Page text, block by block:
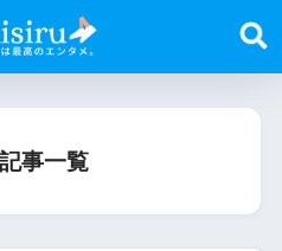
事一覧